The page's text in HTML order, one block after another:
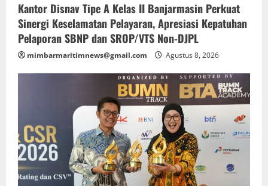
Kantor Disnav Tipe A Kelas II Banjarmasin Perkuat
Sinergi Keselamatan Pelayaran, Apresiasi Kepatuhan
Pelaporan SBNP dan SROP/VTS Non-DJPL
mimbarmaritimnews@gmail.com Agustus 8, 2026